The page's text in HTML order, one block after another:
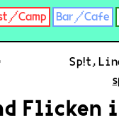
Camp Bar/Cafe
Sp!t,